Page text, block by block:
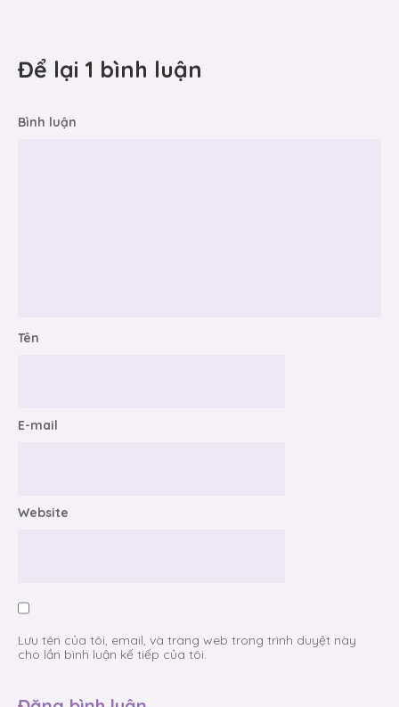
Để lại 1 bình luận
Bình luận
Tên
E-mail
Website
Lưu tên của tôi, email, và trang web trong trình duyệt này
cho lần bình luận kế tiếp của tôi.